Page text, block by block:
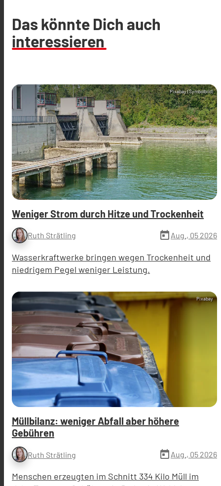
Das könnte Dich auch
interessieren
Pixabay (Symbolbild)
Weniger Strom durch Hitze und Trockenheit
Ruth Strätling today Aug., 05 2026
Wasserkraftwerke bringen wegen Trockenheit und
niedrigem Pegel weniger Leistung.
Pixabay
Müllbilanz: weniger Abfall aber höhere
Gebühren
Ruth Strätling today Aug., 05 2026
Menschen erzeugten im Schnitt 334 Kilo Müll im